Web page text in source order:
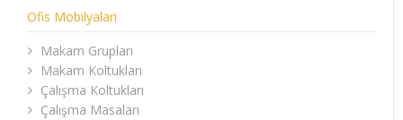
Ofis Mobilyaları
Makam Grupları
Makam Koltukları
Çalışma Koltukları
Çalışma Masaları